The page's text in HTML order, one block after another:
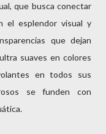
que busca conectar
el esplendor visual y
que dejan
suaves en colores
en todos sus
se funden con